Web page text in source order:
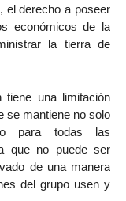
el derecho a poseer
económicos de la
la tierra de
tiene una limitación
se mantiene no solo
para todas las
que no puede ser
de una manera
del grupo usen y